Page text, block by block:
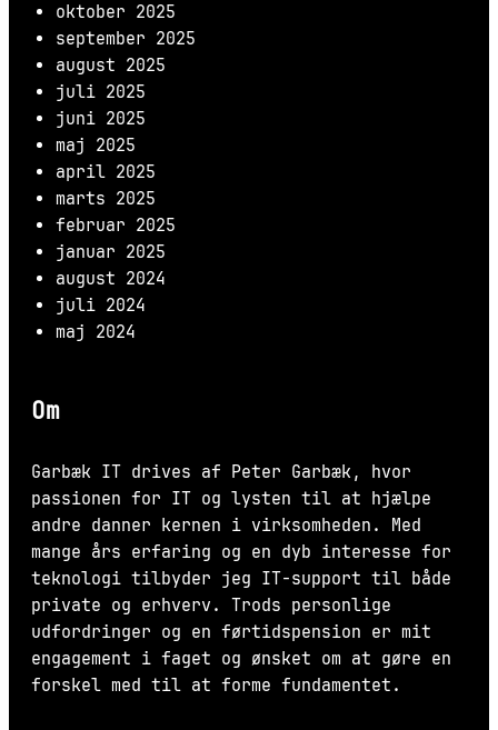
oktober 2025
september 2025
august 2025
juli 2025
juni 2025
maj 2025
april 2025
marts 2025
februar 2025
januar 2025
august 2024
juli 2024
maj 2024
Om
Garbæk IT drives af Peter Garbæk, hvor
passionen for IT og lysten til at hjælpe
andre danner kernen i virksomheden. Med
mange års erfaring og en dyb interesse for
teknologi tilbyder jeg IT-support til både
private og erhverv. Trods personlige
udfordringer og en førtidspension er mit
engagement i faget og ønsket om at gøre en
forskel med til at forme fundamentet.